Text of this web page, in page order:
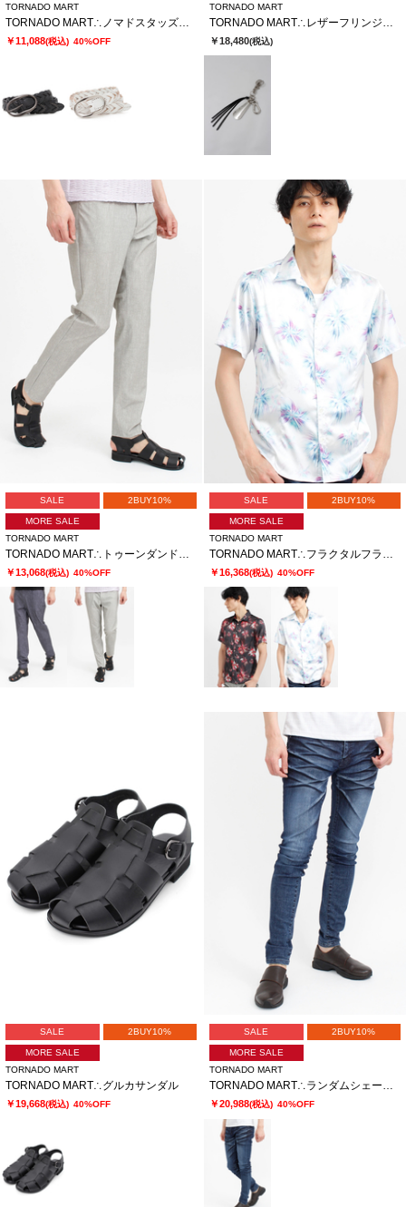
TORNADO MART
￥11,088(税込) 40%OFF
TORNADO MART
￥18,480(税込)
SALE 2BUY10%
MORE SALE
TORNADO MART
TORNADO MART∴トゥーンダンドライ5PKパンツ
￥13,068(税込) 40%OFF
SALE 2BUY10%
MORE SALE
TORNADO MART
TORNADO MART∴フラクタルフラワープリント半袖シャツ
￥16,368(税込) 40%OFF
SALE 2BUY10%
MORE SALE
TORNADO MART
TORNADO MART∴グルカサンダル
￥19,668(税込) 40%OFF
SALE 2BUY10%
MORE SALE
TORNADO MART
TORNADO MART∴ランダムシェービングスキニーデニム
￥20,988(税込) 40%OFF